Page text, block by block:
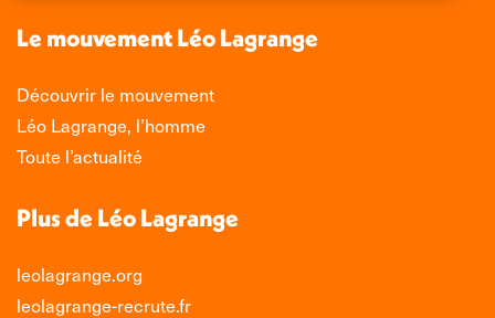
fenêtrefenêtrefenêtre
nouvelle
fenêtre
Le mouvement Léo Lagrange
Découvrir le mouvement
Léo Lagrange, l’homme
Toute l’actualité
Plus de Léo Lagrange
leolagrange.org
leolagrange-recrute.fr